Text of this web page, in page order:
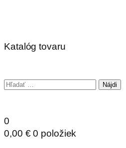
Katalóg tovaru
Hľadať:
0
0,00 € 0 položiek